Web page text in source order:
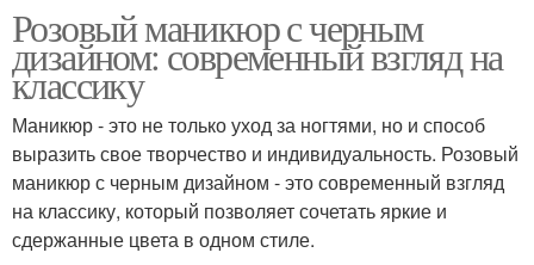
Розовый маникюр с черным
дизайном: современный взгляд на
классику
Маникюр - это не только уход за ногтями, но и способ
выразить свое творчество и индивидуальность. Розовый
маникюр с черным дизайном - это современный взгляд
на классику, который позволяет сочетать яркие и
сдержанные цвета в одном стиле.